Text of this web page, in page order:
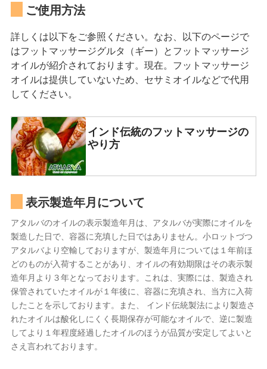
ご使用方法
詳しくは以下をご参照ください。なお、以下のページで
はフットマッサージグルタ（ギー）とフットマッサージ
オイルが紹介されております。現在。フットマッサージ
オイルは提供していないため、セサミオイルなどで代用
してください。
インド伝統のフットマッサージの
やり方
表示製造年月について
アタルバのオイルの表示製造年月は、アタルバが実際にオイルを
製造した日で、容器に充填した日ではありません。小ロットづつ
アタルバより空輸しておりますが、製造年月については１年前ほ
どのものが入荷することがあり、オイルの有効期限はその表示製
造年月より３年となっております。これは、実際には、製造され
保管されていたオイルが１年後に、容器に充填され、当方に入荷
したことを示しております。また、 インド伝統製法により製造さ
れたオイルは酸化しにくく長期保存が可能なオイルで、逆に製造
してより１年程度経過したオイルのほうが品質が安定してよいと
さえ言われております。